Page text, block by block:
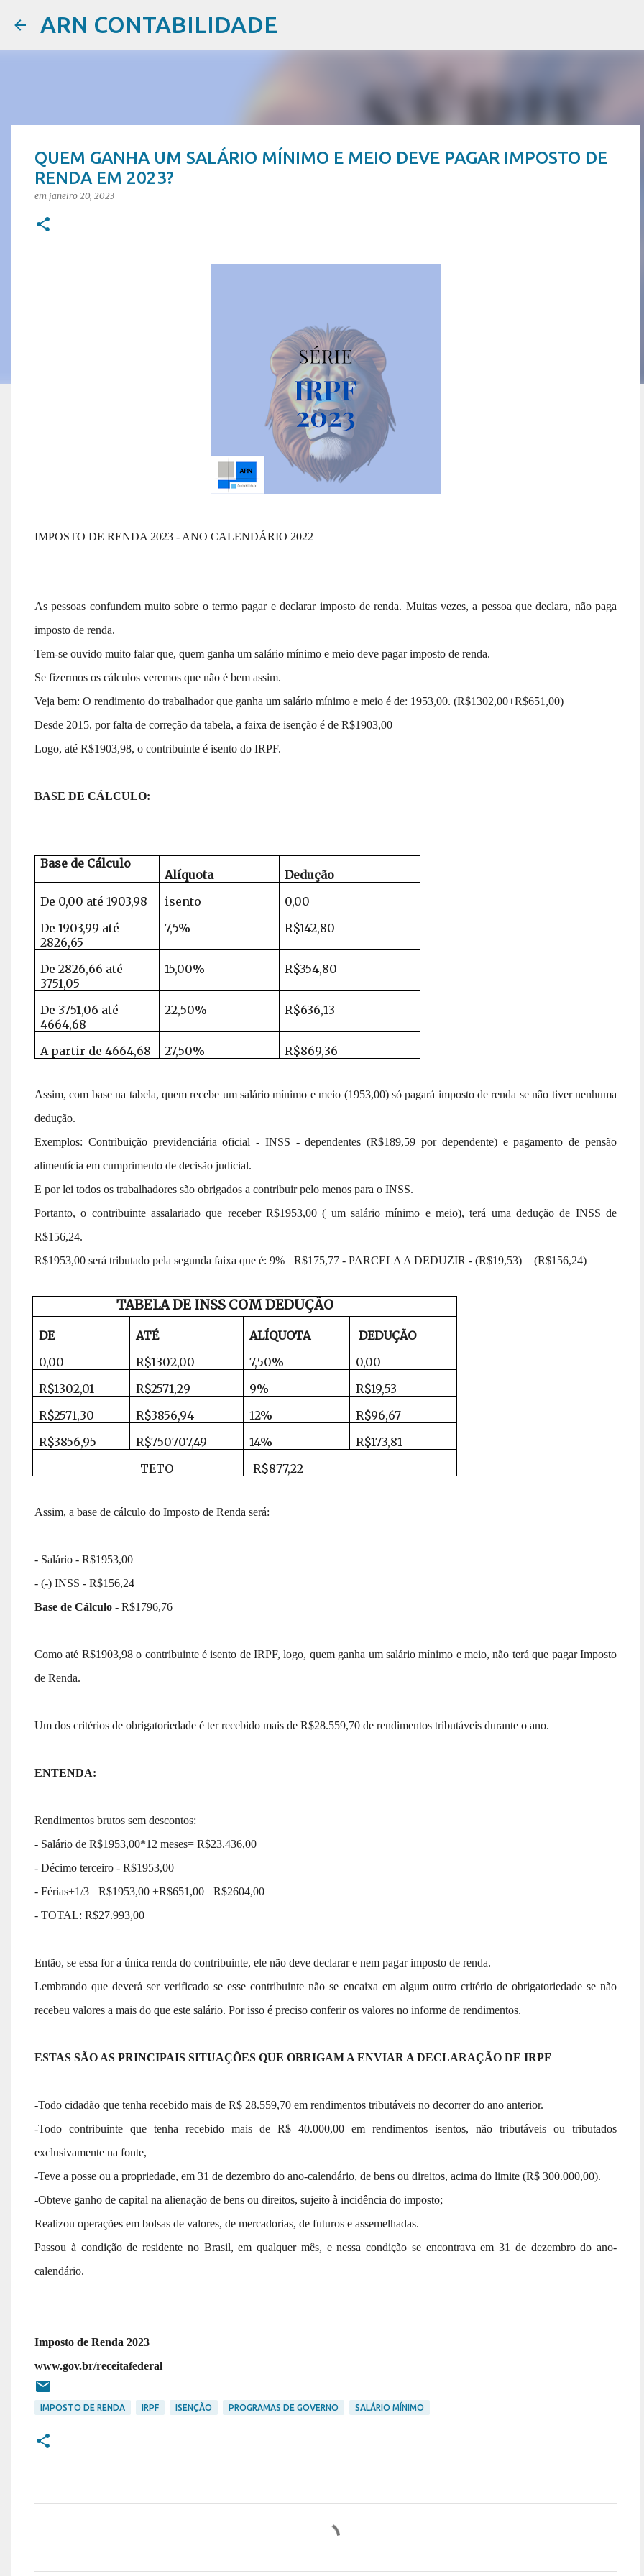
ARN CONTABILIDADE
QUEM GANHA UM SALÁRIO MÍNIMO E MEIO DEVE PAGAR IMPOSTO DE
RENDA EM 2023?
em janeiro 20, 2023
IMPOSTO DE RENDA 2023 - ANO CALENDÁRIO 2022
As pessoas confundem muito sobre o termo pagar e declarar imposto de renda. Muitas vezes, a pessoa que declara, não paga
imposto de renda.
Tem-se ouvido muito falar que, quem ganha um salário mínimo e meio deve pagar imposto de renda.
Se fizermos os cálculos veremos que não é bem assim.
Veja bem: O rendimento do trabalhador que ganha um salário mínimo e meio é de: 1953,00. (R$1302,00+R$651,00)
Desde 2015, por falta de correção da tabela, a faixa de isenção é de R$1903,00
Logo, até R$1903,98, o contribuinte é isento do IRPF.
BASE DE CÁLCULO:
Base de Cálculo
Alíquota
Dedução
De 0,00 até 1903,98
isento
0,00
De 1903,99 até
2826,65
7,5% R$142,80
De 2826,66 até
3751,05
15,00% R$354,80
De 3751,06 até
4664,68
22,50% R$636,13
A partir de 4664,68 27,50% R$869,36
Assim, com base na tabela, quem recebe um salário mínimo e meio (1953,00) só pagará imposto de renda se não tiver nenhuma
dedução.
Exemplos: Contribuição previdenciária oficial - INSS - dependentes (R$189,59 por dependente) e pagamento de pensão
alimentícia em cumprimento de decisão judicial.
E por lei todos os trabalhadores são obrigados a contribuir pelo menos para o INSS.
Portanto, o contribuinte assalariado que receber R$1953,00 ( um salário mínimo e meio), terá uma dedução de INSS de
R$156,24.
R$1953,00 será tributado pela segunda faixa que é: 9% =R$175,77 - PARCELA A DEDUZIR - (R$19,53) = (R$156,24)
TABELA DE INSS COM DEDUÇÃO
DE ATÉ ALÍQUOTA
DEDUÇÃO
0,00
R$1302,00 7,50%
0,00
R$1302,01
R$2571,29 9%
R$19,53
R$2571,30
R$3856,94 12%
R$96,67
R$3856,95
R$750707,49 14%
R$173,81
TETO
R$877,22
Assim, a base de cálculo do Imposto de Renda será:
- Salário - R$1953,00
- (-) INSS - R$156,24
Base de Cálculo - R$1796,76
Como até R$1903,98 o contribuinte é isento de IRPF, logo, quem ganha um salário mínimo e meio, não terá que pagar Imposto
de Renda.
Um dos critérios de obrigatoriedade é ter recebido mais de R$28.559,70 de rendimentos tributáveis durante o ano.
ENTENDA:
Rendimentos brutos sem descontos:
- Salário de R$1953,00*12 meses= R$23.436,00
- Décimo terceiro - R$1953,00
- Férias+1/3= R$1953,00 +R$651,00= R$2604,00
- TOTAL: R$27.993,00
Então, se essa for a única renda do contribuinte, ele não deve declarar e nem pagar imposto de renda.
Lembrando que deverá ser verificado se esse contribuinte não se encaixa em algum outro critério de obrigatoriedade se não
recebeu valores a mais do que este salário. Por isso é preciso conferir os valores no informe de rendimentos.
ESTAS SÃO AS PRINCIPAIS SITUAÇÕES QUE OBRIGAM A ENVIAR A DECLARAÇÃO DE IRPF
-Todo cidadão que tenha recebido mais de R$ 28.559,70 em rendimentos tributáveis no decorrer do ano anterior.
-Todo contribuinte que tenha recebido mais de R$ 40.000,00 em rendimentos isentos, não tributáveis ou tributados
exclusivamente na fonte,
-Teve a posse ou a propriedade, em 31 de dezembro do ano-calendário, de bens ou direitos, acima do limite (R$ 300.000,00).
-Obteve ganho de capital na alienação de bens ou direitos, sujeito à incidência do imposto;
Realizou operações em bolsas de valores, de mercadorias, de futuros e assemelhadas.
Passou à condição de residente no Brasil, em qualquer mês, e nessa condição se encontrava em 31 de dezembro do ano-
calendário.
Imposto de Renda 2023
www.gov.br/receitafederal
IMPOSTO DE RENDA IRPF ISENÇÃO PROGRAMAS DE GOVERNO SALÁRIO MÍNIMO